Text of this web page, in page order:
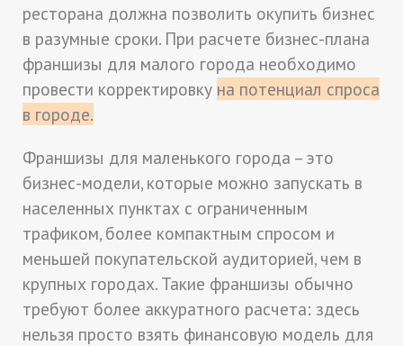
ресторана должна позволить окупить бизнес
в разумные сроки. При расчете бизнес-плана
франшизы для малого города необходимо
провести корректировку на потенциал спроса
в городе.
Франшизы для маленького города – это
бизнес-модели, которые можно запускать в
населенных пунктах с ограниченным
трафиком, более компактным спросом и
меньшей покупательской аудиторией, чем в
крупных городах. Такие франшизы обычно
требуют более аккуратного расчета: здесь
нельзя просто взять финансовую модель для